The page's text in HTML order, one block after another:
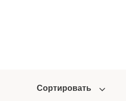
Сортировать